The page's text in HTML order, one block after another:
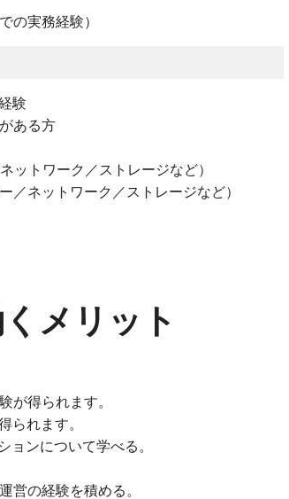
の実務経験）
験
ある方
ットワーク／ストレージなど）
／ネットワーク／ストレージなど）
メリット
が得られます。
られます。
ョンについて学べる。
営の経験を積める。